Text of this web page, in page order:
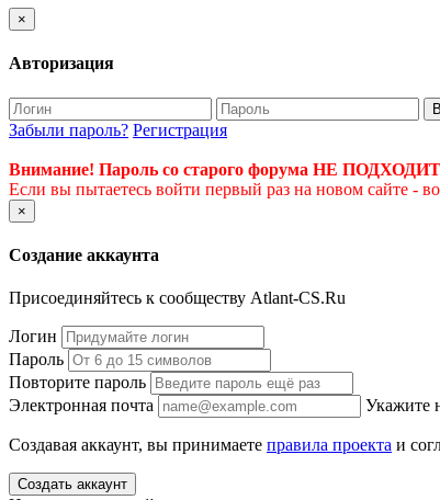
×
Авторизация
Забыли пароль? Регистрация
Внимание! Пароль со старого форума НЕ
Если вы пытаетесь войти первый раз на новом сайте -
×
Создание аккаунта
Присоединяйтесь к сообществу Atlant-CS.Ru
Логин
Пароль
Повторите пароль
Электронная почта
Укажите
Создавая аккаунт, вы принимаете правила проекта и
Создать аккаунт